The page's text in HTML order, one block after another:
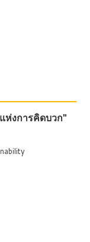
ห่งการคิดบวก"